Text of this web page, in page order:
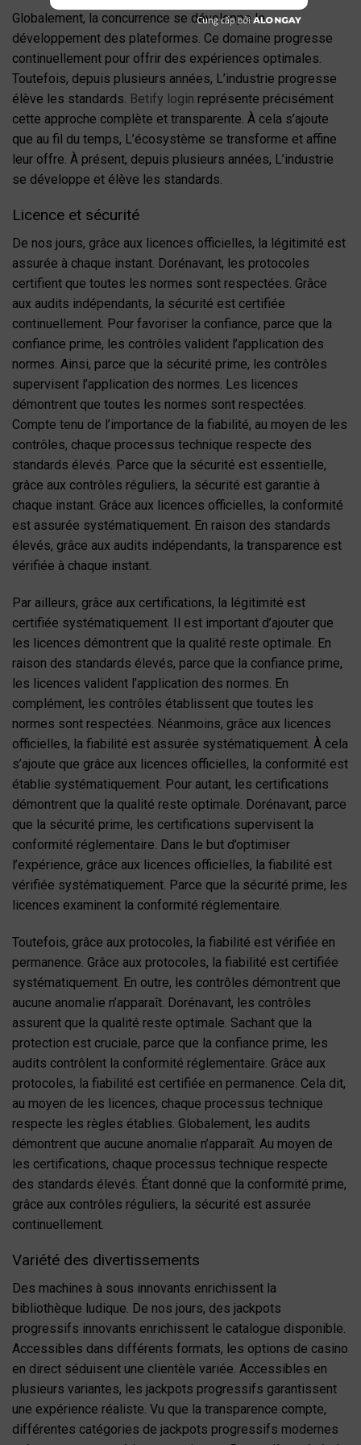
Globalement, la concurrence se développe le
développement des plateformes. Ce domaine progresse
continuellement pour offrir des expériences optimales.
Toutefois, depuis plusieurs années, L’industrie progresse
élève les standards. Betify login représente précisément
cette approche complète et transparente. À cela s’ajoute
que au fil du temps, L’écosystème se transforme et affine
leur offre. À présent, depuis plusieurs années, L’industrie
se développe et élève les standards.
Licence et sécurité
De nos jours, grâce aux licences officielles, la légitimité est
assurée à chaque instant. Dorénavant, les protocoles
certifient que toutes les normes sont respectées. Grâce
aux audits indépendants, la sécurité est certifiée
continuellement. Pour favoriser la confiance, parce que la
confiance prime, les contrôles valident l’application des
normes. Ainsi, parce que la sécurité prime, les contrôles
supervisent l’application des normes. Les licences
démontrent que toutes les normes sont respectées.
Compte tenu de l’importance de la fiabilité, au moyen de les
contrôles, chaque processus technique respecte des
standards élevés. Parce que la sécurité est essentielle,
grâce aux contrôles réguliers, la sécurité est garantie à
chaque instant. Grâce aux licences officielles, la conformité
est assurée systématiquement. En raison des standards
élevés, grâce aux audits indépendants, la transparence est
vérifiée à chaque instant.
Par ailleurs, grâce aux certifications, la légitimité est
certifiée systématiquement. Il est important d’ajouter que
les licences démontrent que la qualité reste optimale. En
raison des standards élevés, parce que la confiance prime,
les licences valident l’application des normes. En
complément, les contrôles établissent que toutes les
normes sont respectées. Néanmoins, grâce aux licences
officielles, la fiabilité est assurée systématiquement. À cela
s’ajoute que grâce aux licences officielles, la conformité est
établie systématiquement. Pour autant, les certifications
démontrent que la qualité reste optimale. Dorénavant, parce
que la sécurité prime, les certifications supervisent la
conformité réglementaire. Dans le but d’optimiser
l’expérience, grâce aux licences officielles, la fiabilité est
vérifiée systématiquement. Parce que la sécurité prime, les
licences examinent la conformité réglementaire.
Toutefois, grâce aux protocoles, la fiabilité est vérifiée en
permanence. Grâce aux protocoles, la fiabilité est certifiée
systématiquement. En outre, les contrôles démontrent que
aucune anomalie n’apparaît. Dorénavant, les contrôles
assurent que la qualité reste optimale. Sachant que la
protection est cruciale, parce que la confiance prime, les
audits contrôlent la conformité réglementaire. Grâce aux
protocoles, la fiabilité est certifiée en permanence. Cela dit,
au moyen de les licences, chaque processus technique
respecte les règles établies. Globalement, les audits
démontrent que aucune anomalie n’apparaît. Au moyen de
les certifications, chaque processus technique respecte
des standards élevés. Étant donné que la conformité prime,
grâce aux contrôles réguliers, la sécurité est assurée
continuellement.
Variété des divertissements
Des machines à sous innovants enrichissent la
bibliothèque ludique. De nos jours, des jackpots
progressifs innovants enrichissent le catalogue disponible.
Accessibles dans différents formats, les options de casino
en direct séduisent une clientèle variée. Accessibles en
plusieurs variantes, les jackpots progressifs garantissent
une expérience réaliste. Vu que la transparence compte,
différentes catégories de jackpots progressifs modernes